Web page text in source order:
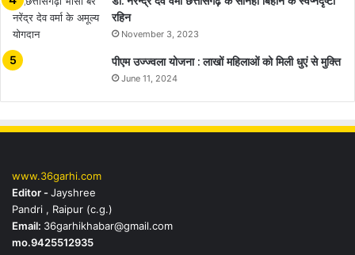
रहिन
November 3, 2023
पीएम उज्ज्वला योजना : लाखों महिलाओं को मिली धुएं से मुक्ति
June 11, 2024
www.36garhi.com
Editor -Jayshree
Pandri , Raipur (c.g.)
Email: 36garhikhabar@gmail.com
mo.9425512935